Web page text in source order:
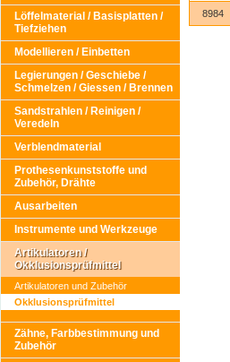
Löffelmaterial / Basisplatten /
Tiefziehen
Modellieren / Einbetten
Legierungen / Geschiebe /
Schmelzen / Giessen / Brennen
Sandstrahlen / Reinigen /
Veredeln
Verblendmaterial
Prothesenkunststoffe und
Zubehör, Drähte
Ausarbeiten
Instrumente und Werkzeuge
Artikulatoren /
Okklusionsprüfmittel
Artikulatoren und Zubehör
Okklusionsprüfmittel
Zähne, Farbbestimmung und
Zubehör
8984